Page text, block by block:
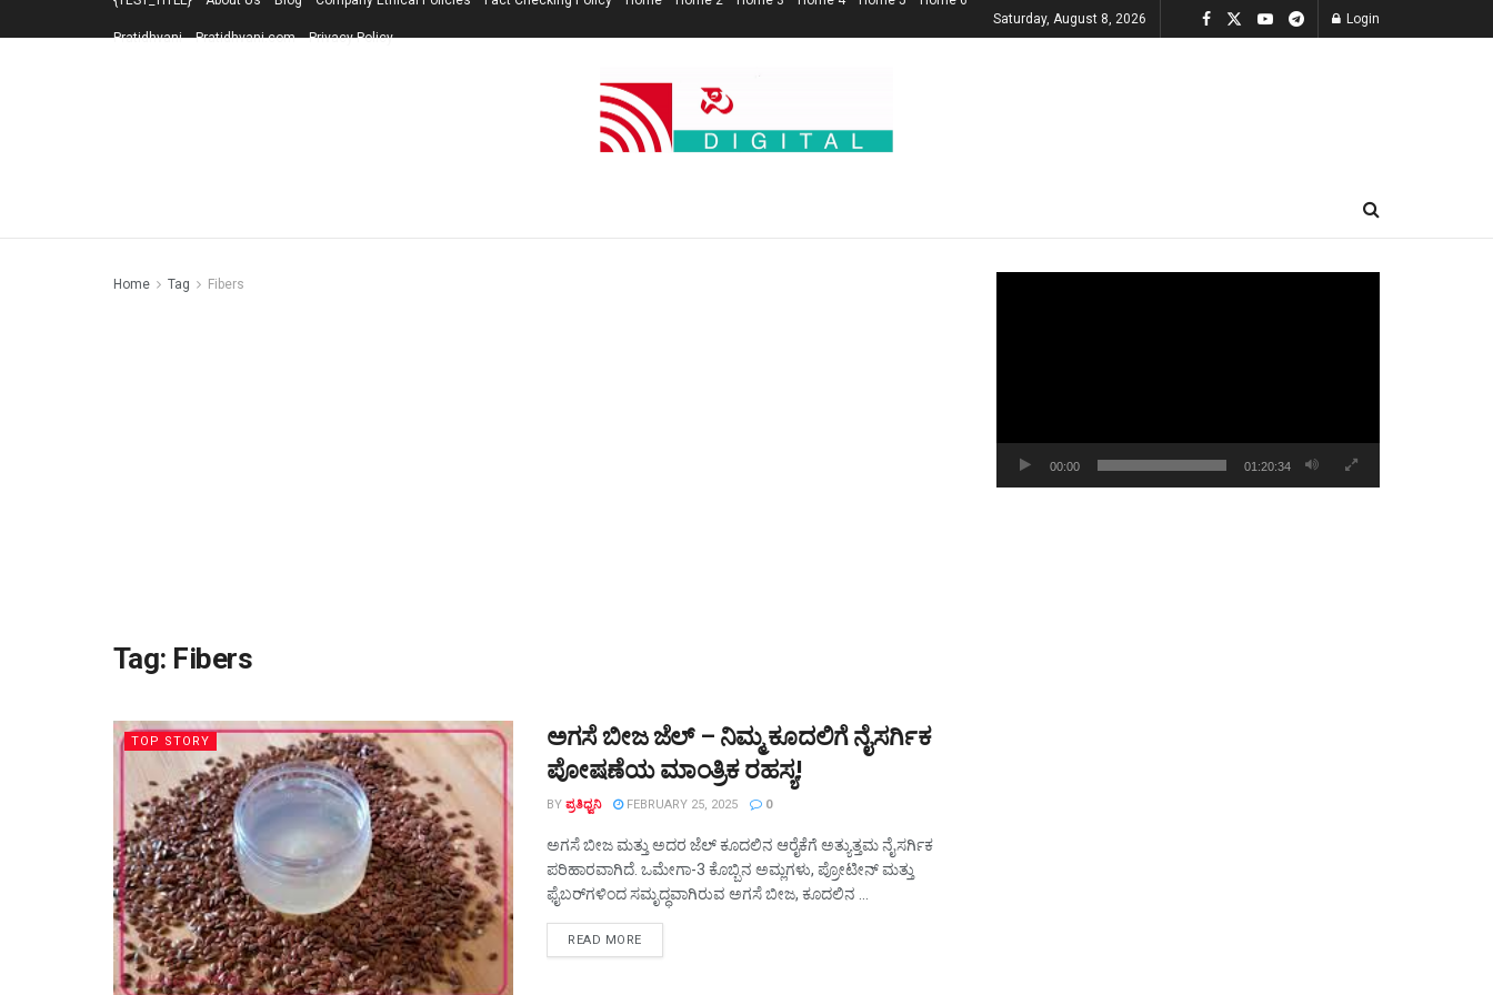
Pratidhvani Pratidhvani.com Privacy Policy
Saturday, August 8, 2026 Login
Home Tag Fibers
Tag: Fibers
TOP STORY
ಅಗಸೆ ಬೀಜ ಜೆಲ್ – ನಿಮ್ಮ ಕೂದಲಿಗೆ ನೈಸರ್ಗಿಕ
ಪೋಷಣೆಯ ಮಾಂತ್ರಿಕ ರಹಸ್ಯ!
BY ಪ್ರತಿಧ್ವನಿ FEBRUARY 25, 2025 0
ಅಗಸೆ ಬೀಜ ಮತ್ತು ಅದರ ಜೆಲ್ ಕೂದಲಿನ ಆರೈಕೆಗೆ ಅತ್ಯುತ್ತಮ ನೈಸರ್ಗಿಕ
ಪರಿಹಾರವಾಗಿದೆ. ಒಮೇಗಾ-3 ಕೊಬ್ಬಿನ ಅಮ್ಲಗಳು, ಪ್ರೋಟೀನ್ ಮತ್ತು
ಫೈಬರ್‌ಗಳಿಂದ ಸಮೃದ್ಧವಾಗಿರುವ ಅಗಸೆ ಬೀಜ, ಕೂದಲಿನ ...
READ MOREDETAILS
00:00 01:20:34